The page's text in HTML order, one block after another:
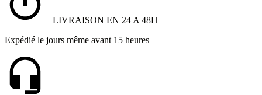
LIVRAISON EN 24 A 48H
Expédié le jours même avant 15 heures